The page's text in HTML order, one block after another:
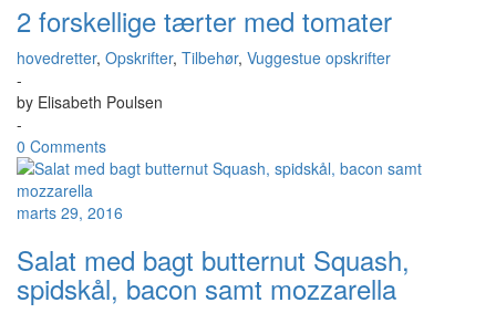
2 forskellige tærter med tomater
hovedretter, Opskrifter, Tilbehør, Vuggestue opskrifter
-
by Elisabeth Poulsen
-
0 Comments
marts 29, 2016
Salat med bagt butternut Squash,
spidskål, bacon samt mozzarella